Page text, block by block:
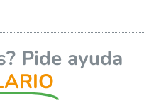
Pide ayuda